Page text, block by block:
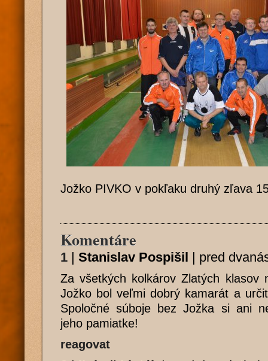
Jožko PIVKO v pokľaku druhý zľava
Komentáre
1 | Stanislav Pospišil | pred
Za všetkých kolkárov Zlatých klasov
Jožko bol veľmi dobrý kamarát a
Spoločné súboje bez Jožka si ani
jeho pamiatke!
reagovat